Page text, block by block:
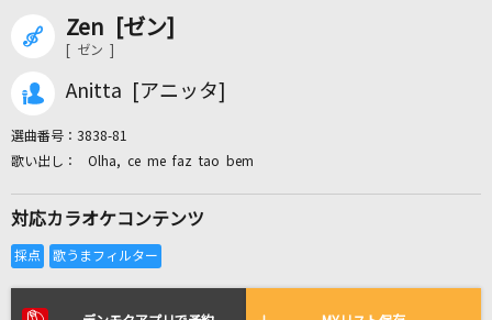
カラオケ店舗検索
リアルタイムで歌われている曲の一覧
Zen [ゼン]
[ ゼン ]
Anitta [アニッタ]
選曲番号： 3838-81
Olha, ce me faz tao bem
対応カラオケコンテンツ